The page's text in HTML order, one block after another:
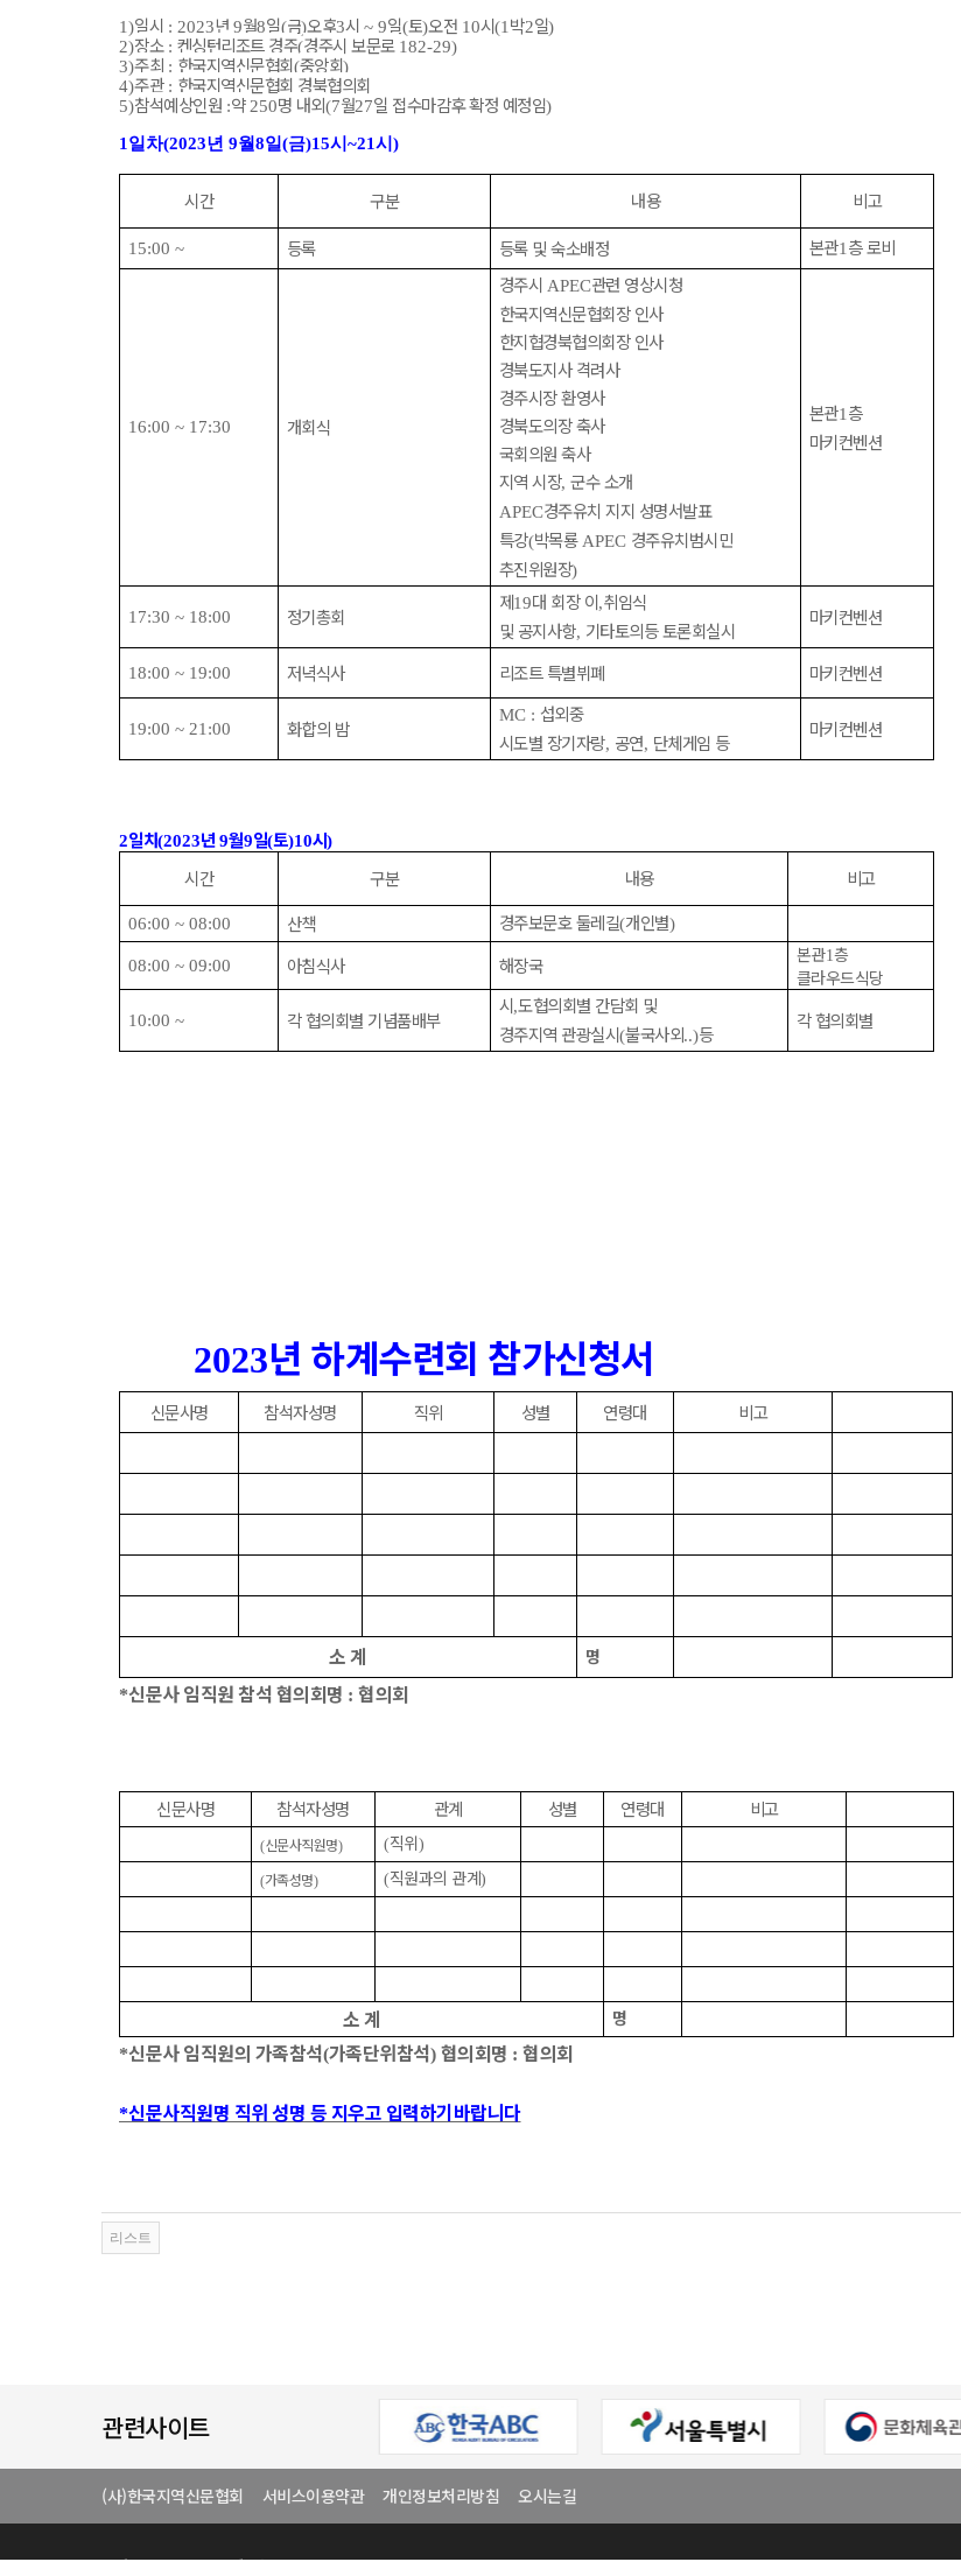
1)일시 : 2023년 9월8일(금)오후3시 ~ 9일(토)오전 10시(1 박2일)
2)장소 : 켄싱턴리조트 경주(경주시 보문로 182-29)
3)주최 : 한국지역신문협회(중앙회)
4)주관 : 한국지역신문협회 경북협의회
5)참석예상인원 :약 250명 내외(7월27일 접수마감후 확정 예정임)
1 일차(2023년 9월8일(금)15시 ~21시 )
시간 구분 내용 비고
15:00 ~ 등록 등록 및 숙소배정 본관1 층 로비
16:00 ~ 17:30 개회식
경주시 APEC관련 영상시청
한국지역신문협회장 인사
한지협경북협의회장 인사
경북도지사 격려사
경주시장 환영사
경북도의장 축사
국회의원 축사
지역 시장,군수 소개
APEC경주유치 지지 성명서발표
특강(박목룡 APEC 경주유치범시민
추진위원장)
본관1 층
마키컨벤션
17:30 ~ 18:00 정기총회
제19대 회장 이,취임식
및 공지사항, 기타토의등 토론회실시
마키컨벤션
18:00 ~ 19:00 저녁식사 리조트 특별뷔폐 마키컨벤션
19:00 ~ 21:00 화합의 밤
MC : 섭외중
시도별 장기자랑, 공연, 단체게임 등
마키컨벤션
2일차(2023년 9월9일(토)10시)
시간 구분 내용 비고
06:00 ~ 08:00 산책 경주보문호 둘레길(개인별)
08:00 ~ 09:00 아침식사 해장국 본관1층
클라우드식당
10:00 ~ 각 협의회별 기념품배부
시,도협의회별 간담회 및
경주지역 관광실시(불국사외..)등
각 협의회별
2023년 하계수련회 참가신청서
신문사명 참석자성명 직위 성별 연령대 비고
소 계 명
*신문사 임직원 참석 협의회명 : 협의회
신문사명 참석자성명 관계 성별 연령대 비고
(신문사직원명) (직위)
(가족성명) (직원과의 관계)
소 계 명
*신문사 임직원의 가족참석(가족단위참석) 협의회명 : 협의회
*신문사직원명 직위 성명 등 지우고 입력하기바랍니다
관련사이트
(사)한국지역신문협회 서비스이용약관 개인정보처리방침 오시는길